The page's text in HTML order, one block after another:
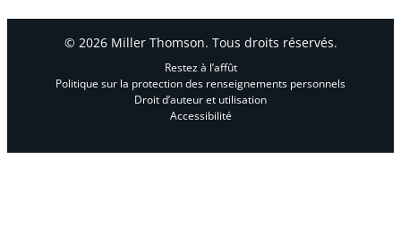
© 2026 Miller Thomson. Tous droits réservés.
Restez à l’affût
Politique sur la protection des renseignements personnels
Droit d’auteur et utilisation
Accessibilité